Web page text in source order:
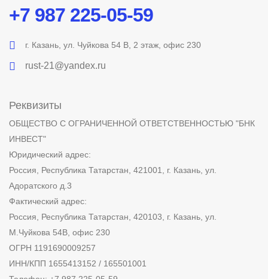
+7 987 225-05-59
г. Казань, ул. Чуйкова 54 В, 2 этаж, офис 230
rust-21@yandex.ru
Реквизиты
ОБЩЕСТВО С ОГРАНИЧЕННОЙ ОТВЕТСТВЕННОСТЬЮ "БНК
ИНВЕСТ"
Юридический адрес:
Россия, Республика Татарстан, 421001, г. Казань, ул.
Адоратского д.3
Фактический адрес:
Россия, Республика Татарстан, 420103, г. Казань, ул.
М.Чуйкова 54В, офис 230
ОГРН 1191690009257
ИНН/КПП 1655413152 / 165501001